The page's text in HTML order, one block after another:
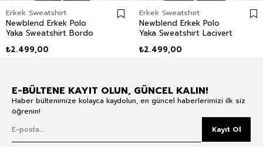
Erkek Sweatshirt
Newblend Erkek Polo
Yaka Sweatshirt Bordo
₺2.499,00
Erkek Sweatshirt
Newblend Erkek Polo
Yaka Sweatshirt Lacivert
₺2.499,00
E-BÜLTENE KAYIT OLUN, GÜNCEL KALIN!
Haber bültenimize kolayca kaydolun, en güncel haberlerimizi ilk siz
öğrenin!
Kayıt Ol